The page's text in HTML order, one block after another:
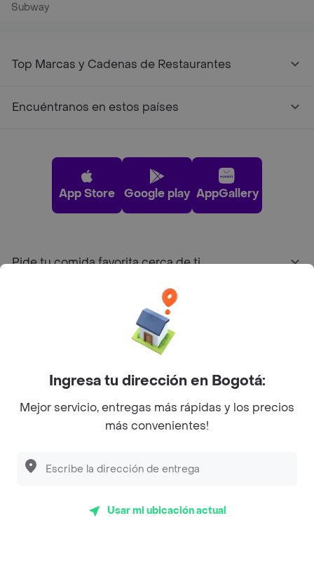
Subway
Top Marcas y Cadenas de Restaurantes
Encuéntranos en estos países
App Store Google play AppGallery
Pide tu comida favorita cerca de ti
Sobre Rappi
Facebook
Twitter
Instagram
©2026Rappi Inc. All rights reserved.
Ingresa tu dirección en Bogotá:
Mejor servicio, entregas más rápidas y los precios
más convenientes!
Usar mi ubicación actual